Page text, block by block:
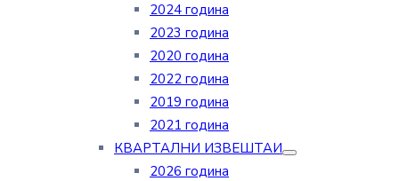
2024 година
2023 година
2020 година
2022 година
2019 година
2021 година
КВАРТАЛНИ ИЗВЕШТАИ
2026 година